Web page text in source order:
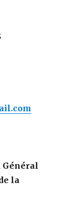
Général
la